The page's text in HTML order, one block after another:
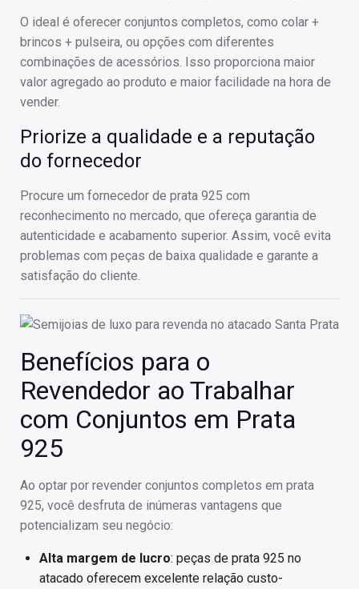
O ideal é oferecer conjuntos completos, como colar +
brincos + pulseira, ou opções com diferentes
combinações de acessórios. Isso proporciona maior
valor agregado ao produto e maior facilidade na hora de
vender.
Priorize a qualidade e a reputação
do fornecedor
Procure um fornecedor de prata 925 com
reconhecimento no mercado, que ofereça garantia de
autenticidade e acabamento superior. Assim, você evita
problemas com peças de baixa qualidade e garante a
satisfação do cliente.
Benefícios para o
Revendedor ao Trabalhar
com Conjuntos em Prata
925
Ao optar por revender conjuntos completos em prata
925, você desfruta de inúmeras vantagens que
potencializam seu negócio:
Alta margem de lucro: peças de prata 925 no
atacado oferecem excelente relação custo-